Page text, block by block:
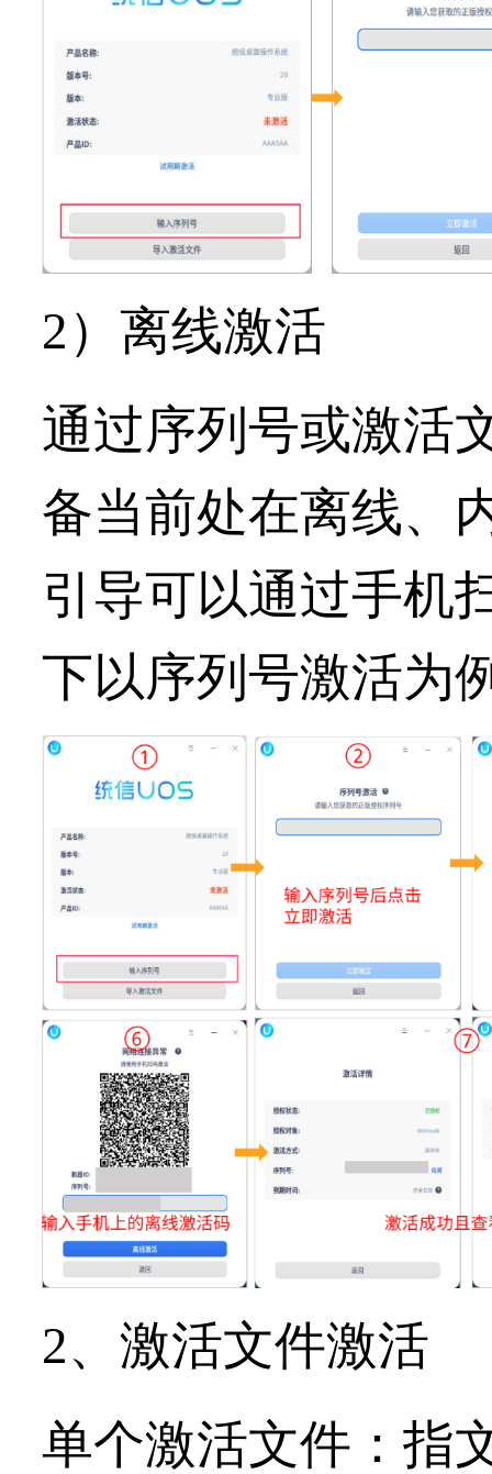
2）离线激活
通过序列号或激活
备当前处在离线、
引导可以通过手机
下以序列号激活为
2、激活文件激活
单个激活文件：指